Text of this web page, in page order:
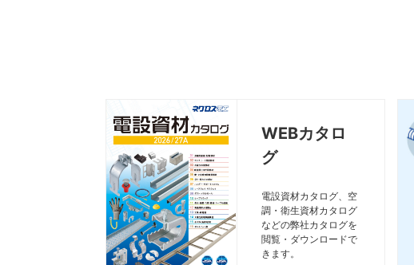
WEBカタロ
グ
電設資材カタログ、空
調・衛生資材カタログ
などの弊社カタログを
閲覧・ダウンロードで
きます。